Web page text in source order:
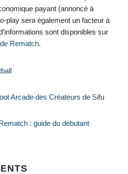
payant (annoncé à
play sera également un facteur à
sont disponibles sur
Rematch.
Arcade des Créateurs de Sifu
: guide du débutant